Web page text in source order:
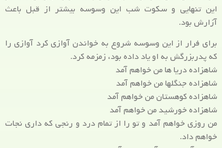
این تنهایی و سکوت شب این وسوسه بیشتر از قبل باعث
آزارش بود.
برای فرار از این وسوسه شروع به خواندن آوازی کرد آوازی را
که پدربزرگش به او یاد داده بود، زمزمه کرد.
شاهزاده دریا ها من خواهم آمد
شاهزاده جنگلها من خواهم آمد
شاهزاده کوهستان من خواهم آمد
شاهزاده خورشید من خواهم آمد
من روزی خواهم آمد و تو را از تمام درد و رنجی که داری نجات
خواهم داد.